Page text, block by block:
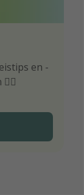
en -
beste